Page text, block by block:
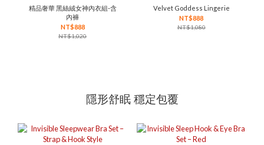
精品奢華 黑絲絨女神內衣組-含
內褲
NT$888
NT$1,020
Velvet Goddess Lingerie
NT$888
NT$1,080
隱形舒眠 穩定包覆